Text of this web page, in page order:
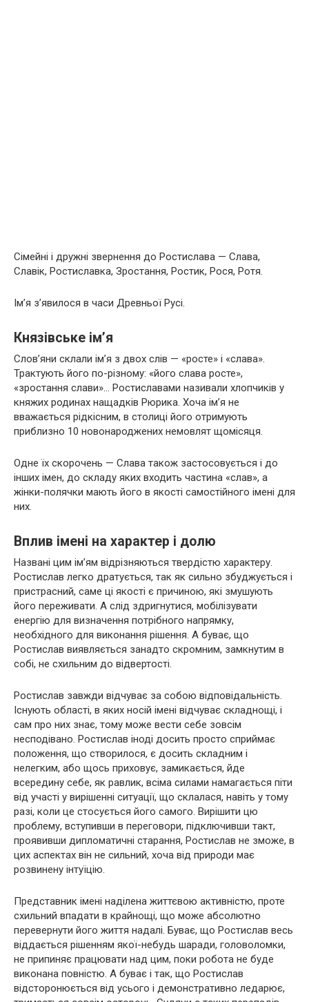
Сімейні і дружні звернення до Ростислава — Слава,
Славік, Ростиславка, Зростання, Ростик, Рося, Ротя.
Ім’я з’явилося в часи Древньої Русі.
Князівське ім’я
Слов’яни склали ім’я з двох слів — «росте» і «слава».
Трактують його по-різному: «його слава росте»,
«зростання слави»… Ростиславами називали хлопчиків у
княжих родинах нащадків Рюрика. Хоча ім’я не
вважається рідкісним, в столиці його отримують
приблизно 10 новонароджених немовлят щомісяця.
Одне їх скорочень — Слава також застосовується і до
інших імен, до складу яких входить частина «слав», а
жінки-полячки мають його в якості самостійного імені для
них.
Вплив імені на характер і долю
Названі цим ім’ям відрізняються твердістю характеру.
Ростислав легко дратується, так як сильно збуджується і
пристрасний, саме ці якості є причиною, які змушують
його переживати. А слід здригнутися, мобілізувати
енергію для визначення потрібного напрямку,
необхідного для виконання рішення. А буває, що
Ростислав виявляється занадто скромним, замкнутим в
собі, не схильним до відвертості.
Ростислав завжди відчуває за собою відповідальність.
Існують області, в яких носій імені відчуває складнощі, і
сам про них знає, тому може вести себе зовсім
несподівано. Ростислав іноді досить просто сприймає
положення, що створилося, є досить складним і
нелегким, або щось приховує, замикається, йде
всередину себе, як равлик, всіма силами намагається піти
від участі у вирішенні ситуації, що склалася, навіть у тому
разі, коли це стосується його самого. Вирішити цю
проблему, вступивши в переговори, підключивши такт,
проявивши дипломатичні старання, Ростислав не зможе, в
цих аспектах він не сильний, хоча від природи має
розвинену інтуїцію.
Представник імені наділена життєвою активністю, проте
схильний впадати в крайнощі, що може абсолютно
перевернути його життя надалі. Буває, що Ростислав весь
віддається рішенням якої-небудь шаради, головоломки,
не припиняє працювати над цим, поки робота не буде
виконана повністю. А буває і так, що Ростислав
відсторонюється від усього і демонстративно ледарює,